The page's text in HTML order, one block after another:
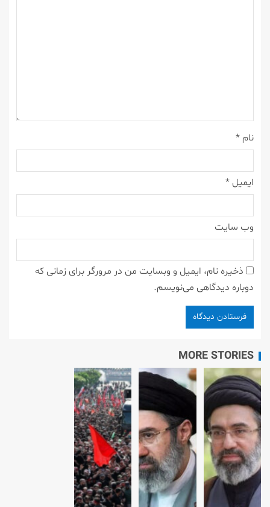
نام *
ایمیل *
وب‌ سایت
ذخیره نام، ایمیل و وبسایت من در مرورگر برای زمانی که
دوباره دیدگاهی می‌نویسم.
MORE STORIES